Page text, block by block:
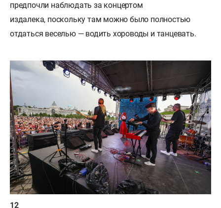
предпочли наблюдать за концертом
издалека, поскольку там можно было полностью
отдаться веселью — водить хороводы и танцевать.